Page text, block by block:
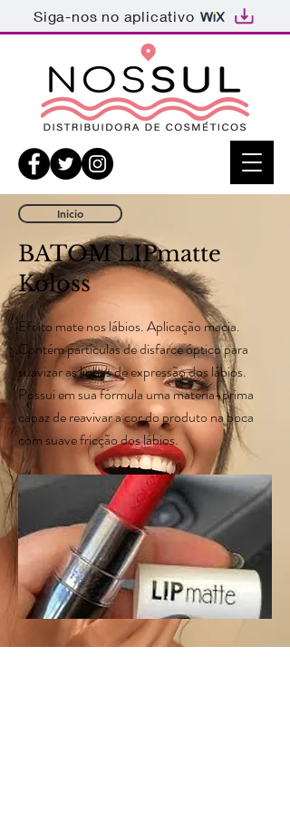
Siga-nos no aplicativo
Inicio
BATOM LIPmatte
Koloss
Efeito mate nos lábios. Aplicação macia.
Contém partículas de disfarce óptico para
suavizar as linhas de expressão dos lábios.
Possui em sua fórmula uma matéria-prima
capaz de reavivar a cor do produto na boca
com suave fricção dos lábios.